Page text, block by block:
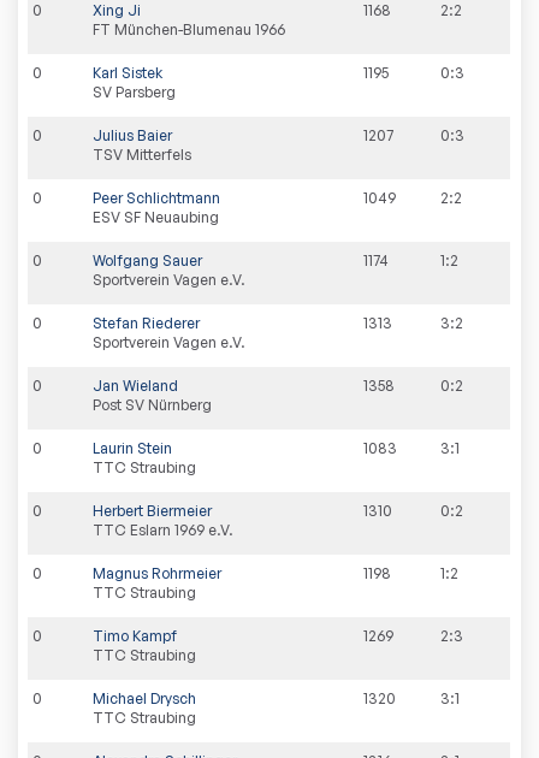
0
Xing Ji
FT München-Blumenau 1966
1168 2:2
0
Karl Sistek
SV Parsberg
1195 0:3
0
Julius Baier
TSV Mitterfels
1207 0:3
0
Peer Schlichtmann
ESV SF Neuaubing
1049 2:2
0
Wolfgang Sauer
Sportverein Vagen e.V.
1174 1:2
0
Stefan Riederer
Sportverein Vagen e.V.
1313 3:2
0
Jan Wieland
Post SV Nürnberg
1358 0:2
0
Laurin Stein
TTC Straubing
1083 3:1
0
Herbert Biermeier
TTC Eslarn 1969 e.V.
1310 0:2
0
Magnus Rohrmeier
TTC Straubing
1198 1:2
0
Timo Kampf
TTC Straubing
1269 2:3
0
Michael Drysch
TTC Straubing
1320 3:1